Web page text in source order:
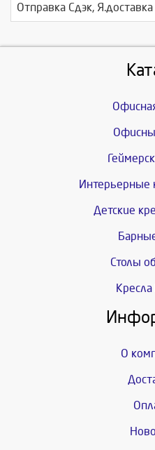
Отправка Сдэк,
Интерьерные
Детские
Столы
Кресла
О